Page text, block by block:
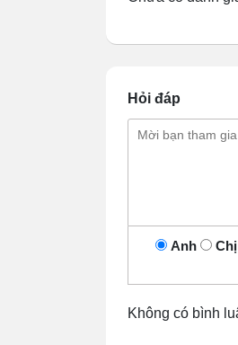
thống.
hàng.
Hỏi đáp
Anh Chị
Không có bình